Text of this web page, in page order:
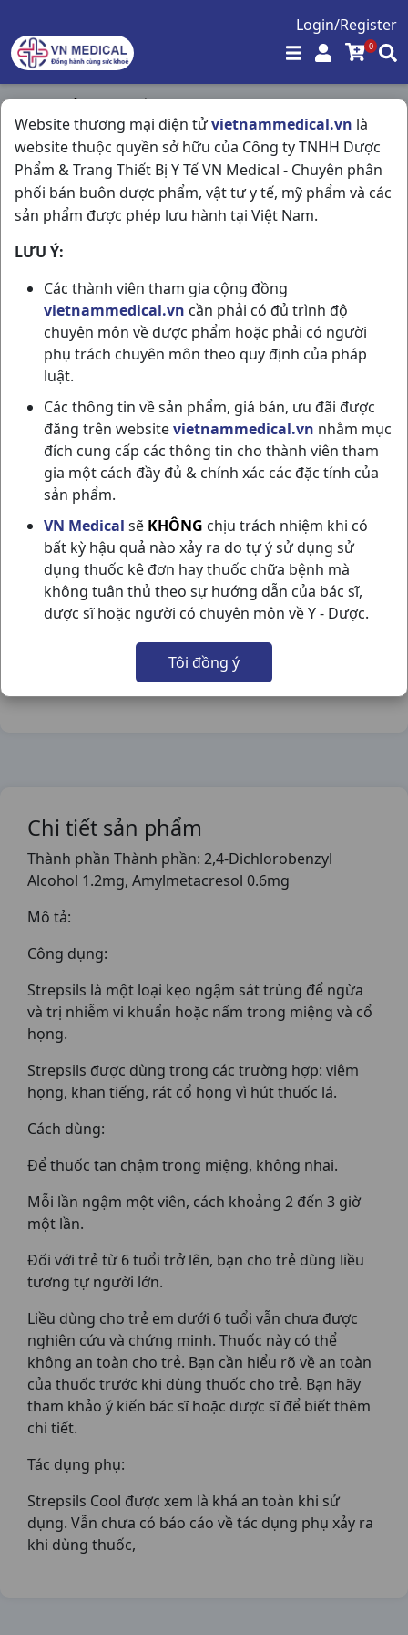
Login/Register
0
Website thương mại điện tửvietnammedical.vn là
website thuộc quyền sở hữu của Công ty TNHH Dược
Phẩm & Trang Thiết Bị Y Tế VN Medical - Chuyên phân
phối bán buôn dược phẩm, vật tư y tế, mỹ phẩm và các
sản phẩm được phép lưu hành tại Việt Nam.
LƯU Ý:
Các thành viên tham gia cộng đồng
vietnammedical.vn cần phải có đủ trình độ
chuyên môn về dược phẩm hoặc phải có người
phụ trách chuyên môn theo quy định của pháp
luật.
Các thông tin về sản phẩm, giá bán, ưu đãi được
đăng trên websitevietnammedical.vn nhằm mục
đích cung cấp các thông tin cho thành viên tham
gia một cách đầy đủ & chính xác các đặc tính của
sản phẩm.
VN Medical sẽ KHÔNG chịu trách nhiệm khi có
bất kỳ hậu quả nào xảy ra do tự ý sử dụng sử
dụng thuốc kê đơn hay thuốc chữa bệnh mà
không tuân thủ theo sự hướng dẫn của bác sĩ,
dược sĩ hoặc người có chuyên môn về Y - Dược.
Tôi đồng ý
Trang chủ / Hô Hấp /
Strepsil Original H100vi Thailand
STREPSIL ORIGINAL H100VI THAILAND
NSX:Thailand
Nhóm hàng:Hô Hấp,
Chia sẻ qua mạng xã hội:
Chi tiết sản phẩm
Thành phần Thành phần: 2,4-Dichlorobenzyl
Alcohol 1.2mg, Amylmetacresol 0.6mg
Mô tả:
Công dụng:
Strepsils là một loại kẹo ngậm sát trùng để ngừa
và trị nhiễm vi khuẩn hoặc nấm trong miệng và cổ
họng.
Strepsils được dùng trong các trường hợp: viêm
họng, khan tiếng, rát cổ họng vì hút thuốc lá.
Cách dùng:
Để thuốc tan chậm trong miệng, không nhai.
Mỗi lần ngậm một viên, cách khoảng 2 đến 3 giờ
một lần.
Đối với trẻ từ 6 tuổi trở lên, bạn cho trẻ dùng liều
tương tự người lớn.
Liều dùng cho trẻ em dưới 6 tuổi vẫn chưa được
nghiên cứu và chứng minh. Thuốc này có thể
không an toàn cho trẻ. Bạn cần hiểu rõ về an toàn
của thuốc trước khi dùng thuốc cho trẻ. Bạn hãy
tham khảo ý kiến bác sĩ hoặc dược sĩ để biết thêm
chi tiết.
Tác dụng phụ:
Strepsils Cool được xem là khá an toàn khi sử
dụng. Vẫn chưa có báo cáo về tác dụng phụ xảy ra
khi dùng thuốc,